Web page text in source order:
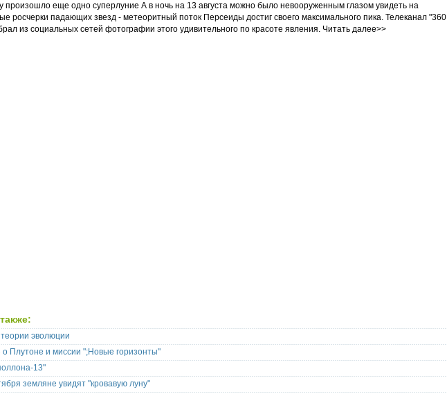
произошло еще одно суперлуние А в ночь на 13 августа можно было невооруженным глазом увидеть на
росчерки падающих звезд - метеоритный поток Персеиды достиг своего максимального пика. Телеканал "360
из социальных сетей фотографии этого удивительного по красоте явления. Читать далее>>
эволюции
о Плутоне и миссии ";Новые горизонты"
13"
земляне увидят "кровавую луну"